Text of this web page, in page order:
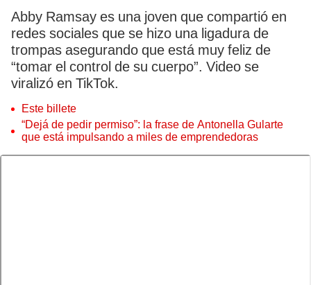
Abby Ramsay es una joven que compartió en
redes sociales que se hizo una ligadura de
trompas asegurando que está muy feliz de
“tomar el control de su cuerpo”. Video se
viralizó en TikTok.
Este billete
“Dejá de pedir permiso”: la frase de Antonella Gularte
que está impulsando a miles de emprendedoras